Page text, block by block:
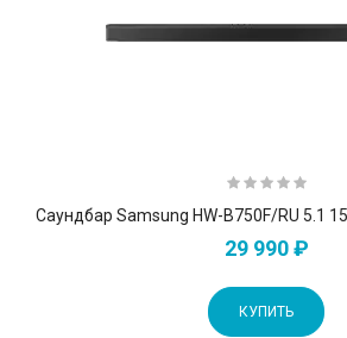
Саундбар Samsung HW-B750F/RU 5.1
29 990 ₽
КУПИТЬ